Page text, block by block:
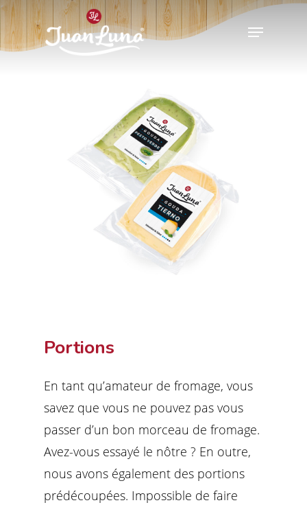
Portions
En tant qu’amateur de fromage, vous
savez que vous ne pouvez pas vous
passer d’un bon morceau de fromage.
Avez-vous essayé le nôtre ? En outre,
nous avons également des portions
prédécoupées. Impossible de faire